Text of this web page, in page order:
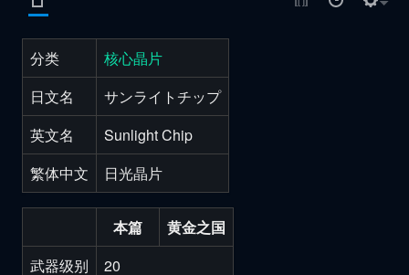
本篇
黄金之国
武器级别
20
分类
核心晶片
日文名
サンライトチップ
英文名
Sunlight Chip
繁体中文
日光晶片